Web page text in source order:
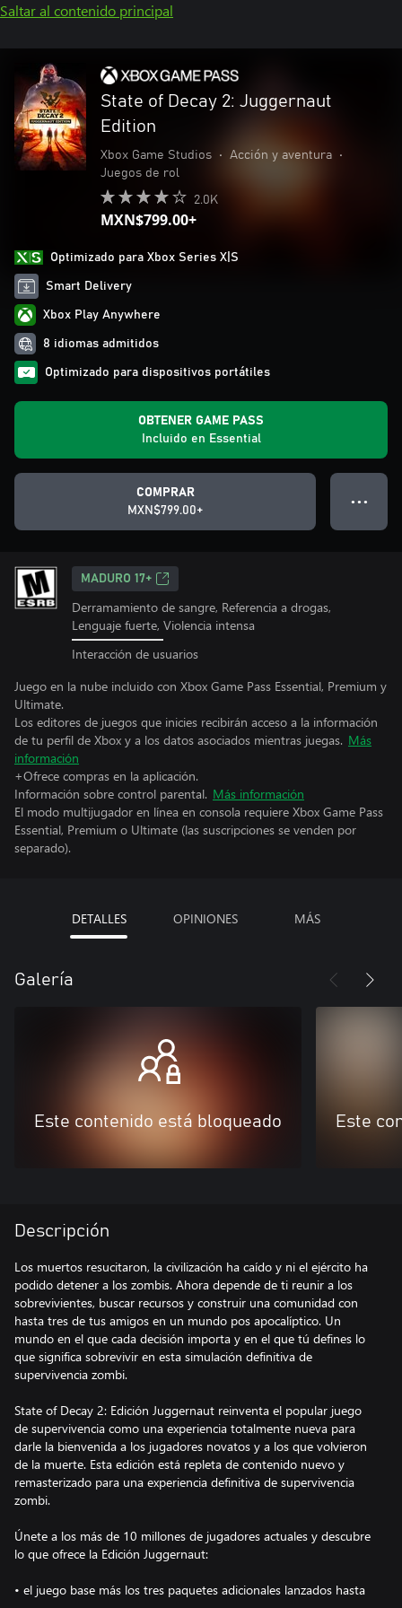
Saltar al contenido principal
State of Decay 2: Juggernaut
Edition
Xbox Game Studios • Acción y aventura
•
Juegos de rol
2.0K
MXN$799.00+
Optimizado para Xbox Series X|S
Smart Delivery
Xbox Play Anywhere
8 idiomas admitidos
Optimizado para dispositivos portátiles
OBTENER GAME PASS
Incluido en Essential
COMPRAR
MXN$799.00+
● ● ●
MADURO 17+
Derramamiento de sangre, Referencia a drogas,
Lenguaje fuerte, Violencia intensa
Interacción de usuarios
Juego en la nube incluido con Xbox Game Pass Essential, Premium y
Ultimate.
Los editores de juegos que inicies recibirán acceso a la información
de tu perfil de Xbox y a los datos asociados mientras juegas. Más
información
+Ofrece compras en la aplicación.
Información sobre control parental. Más información
El modo multijugador en línea en consola requiere Xbox Game Pass
Essential, Premium o Ultimate (las suscripciones se venden por
separado).
DETALLES OPINIONES MÁS
Galería
Este contenido está bloqueado Este
Descripción
Los muertos resucitaron, la civilización ha caído y ni el ejército ha
podido detener a los zombis. Ahora depende de ti reunir a los
sobrevivientes, buscar recursos y construir una comunidad con
hasta tres de tus amigos en un mundo pos apocalíptico. Un
mundo en el que cada decisión importa y en el que tú defines lo
que significa sobrevivir en esta simulación definitiva de
supervivencia zombi.
State of Decay 2: Edición Juggernaut reinventa el popular juego
de supervivencia como una experiencia totalmente nueva para
darle la bienvenida a los jugadores novatos y a los que volvieron
de la muerte. Esta edición está repleta de contenido nuevo y
remasterizado para una experiencia definitiva de supervivencia
zombi.
Únete a los más de 10 millones de jugadores actuales y descubre
lo que ofrece la Edición Juggernaut:
• el juego base más los tres paquetes adicionales lanzados hasta